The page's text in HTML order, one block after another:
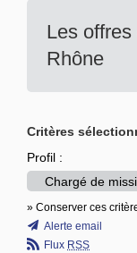
Les
Rhône
Critères
Profil :
» Conserver ces
Alerte email
Flux RSS